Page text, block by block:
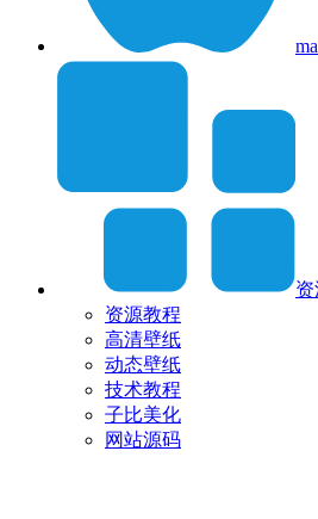
资源教程
高清壁纸
动态壁纸
技术教程
子比美化
网站源码